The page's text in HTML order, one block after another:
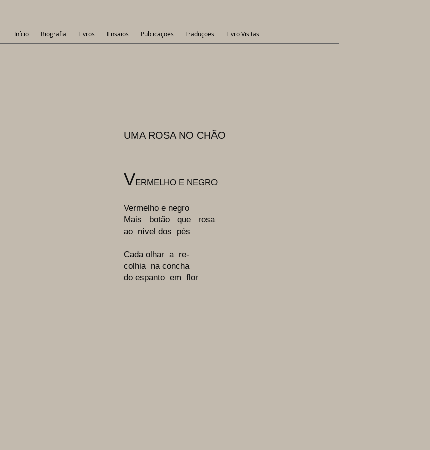
Início Biografia Livros Ensaios Publicações Traduções Livro Visitas
UMA ROSA NO CHÃO
VERMELHO E NEGRO
Vermelho e negro
Mais botão que rosa
ao nível dos pés
Cada olhar a re-
colhia na concha
do espanto em flor